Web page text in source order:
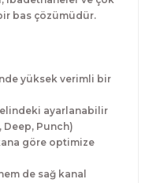
bas çözümüdür.
yüksek verimli bir
ayarlanabilir
Deep, Punch)
göre optimize
de sağ kanal